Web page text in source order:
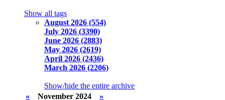
Show all tags
August 2026 (554)
July 2026 (3390)
June 2026 (2883)
May 2026 (2619)
April 2026 (2436)
March 2026 (2206)
Show/hide the entire archive
« November 2024 »